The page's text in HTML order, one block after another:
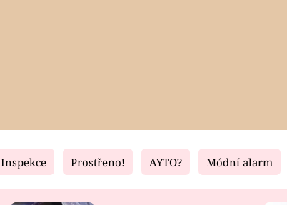
Fresh Living
Inspekce Prostřeno! AYTO? Módní alarm